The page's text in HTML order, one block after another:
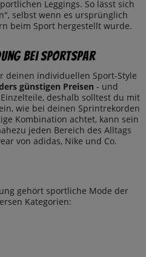
Leggings. So lässt sich
selbst wenn es ursprünglich
beim Sport hergestellt wurde.
bei SportSpar
deinen individuellen Sport-Style
günstigen Preisen - und
deshalb solltest du mit
wie bei deinen Sprintrekorden
Kombination achtet, kann sein
jeden Bereich des Alltags
von adidas, Nike und Co.
gehört sportliche Mode der
Kategorien: